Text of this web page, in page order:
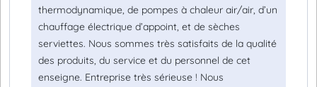
thermodynamique, de pompes à chaleur air/air, d’un
chauffage électrique d’appoint, et de sèches
serviettes. Nous sommes très satisfaits de la qualité
des produits, du service et du personnel de cet
enseigne. Entreprise très sérieuse ! Nous